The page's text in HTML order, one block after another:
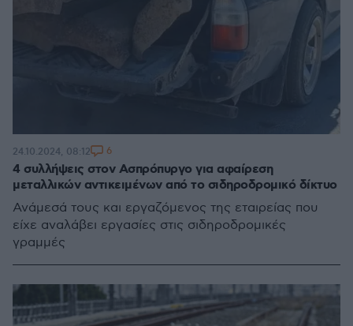
4 συλλήψεις στον Ασπρόπυργο για αφαίρεση
μεταλλικών αντικειμένων από το σιδηροδρομικό δίκτυο
Ανάμεσά τους και εργαζόμενος της εταιρείας που
είχε αναλάβει εργασίες στις σιδηροδρομικές
γραμμές
24.10.2024, 08:12 6